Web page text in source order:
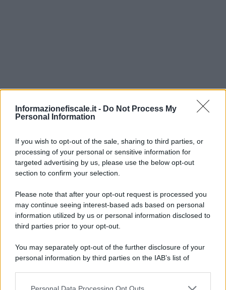
Informazionefiscale.it - Do Not Process My
Personal Information
If you wish to opt-out of the sale, sharing to third parties, or
processing of your personal or sensitive information for
targeted advertising by us, please use the below opt-out
section to confirm your selection.
Please note that after your opt-out request is processed you
may continue seeing interest-based ads based on personal
information utilized by us or personal information disclosed to
third parties prior to your opt-out.
You may separately opt-out of the further disclosure of your
personal information by third parties on the IAB’s list of
Personal Data Processing Opt Outs
I PIÙ LETTI
Redazione
Stabilità aziendale: l’importanza dei report commerciali nella
scelta dei partner
Salvatore Cuomo-BILANCIO E PRINCIPI CONTABILI
Il termine per il deposito del bilancio slitta in caso di scadenza
di sabato?